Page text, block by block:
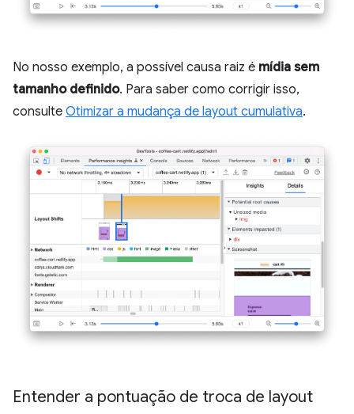
No nosso exemplo, a possível causa raiz é mídia sem
tamanho definido. Para saber como corrigir isso,
consulte Otimizar a mudança de layout cumulativa.
Entender a pontuação de troca de layout